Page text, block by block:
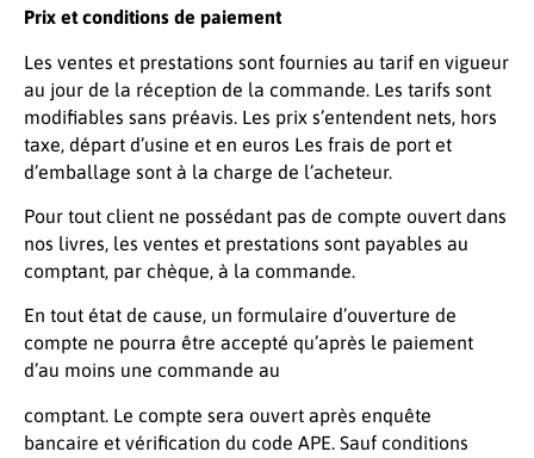
Prix et conditions de paiement
Les ventes et prestations sont fournies au tarif en vigueur
au jour de la réception de la commande. Les tarifs sont
modifiables sans préavis. Les prix s’entendent nets, hors
taxe, départ d’usine et en euros Les frais de port et
d’emballage sont à la charge de l’acheteur.
Pour tout client ne possédant pas de compte ouvert dans
nos livres, les ventes et prestations sont payables au
comptant, par chèque, à la commande.
En tout état de cause, un formulaire d’ouverture de
compte ne pourra être accepté qu’après le paiement
d’au moins une commande au
comptant. Le compte sera ouvert après enquête
bancaire et vérification du code APE. Sauf conditions